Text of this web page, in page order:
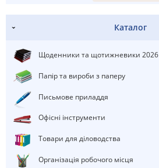
Каталог
Щоденники та щотижневики 2026
Папір та вироби з паперу
Письмове приладдя
Офісні інструменти
Товари для діловодства
Організація робочого місця